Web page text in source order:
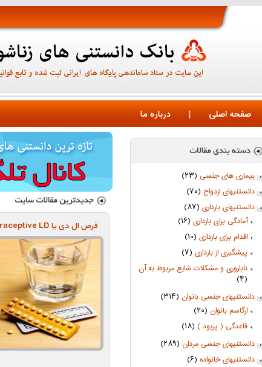
صفحه اصلی | درباره ما
بیماری های جنسی (۲۳)
دانستنیهای ازدواج (۷۰)
دانستنیهای بارداری (۸۷)
آمادگی برای بارداری (۱۶)
اقدام برای بارداری (۱۰)
پیشگیری از بارداری (۷)
ناباروری و مشکلات شایع مربوط به آن
(۴)
دانستنیهای جنسی بانوان (۳۱۴)
ارگاسم بانوان (۲۰)
قاعدگی ( پریود ) (۱۸)
دانستنیهای جنسی مردان (۲۸۹)
دانستنیهای خانواده (۶)
قرص ال دی یا Contraceptive LD